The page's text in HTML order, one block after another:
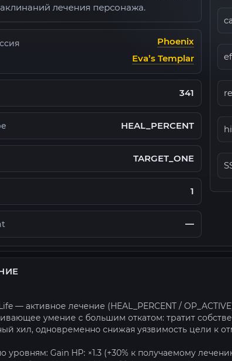
лечения персонажа.
Phoenix
Eva’s Templar
341
HEAL_PERCENT
TARGET_ONE
1
—
— активное лечение (HEAL_PERCENT /
умение с большим откатом: тратит
хил, одновременно снижая уязвимость цели к
уровням: Gain HP: ×1.3 (+30% к получаемому